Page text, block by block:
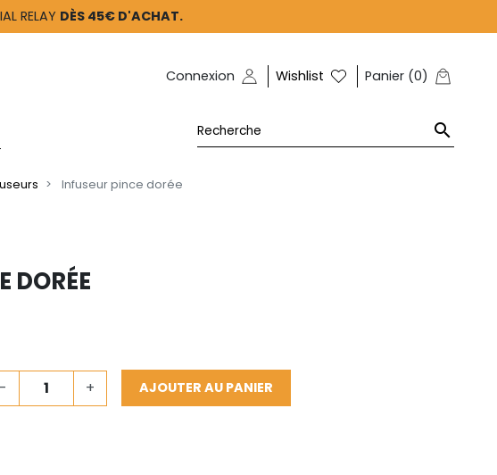
RELAY DÈS 45€ D'ACHAT.
Connexion Wishlist Panier (0)

Infuseur pince dorée
DORÉE
- + AJOUTER AU PANIER